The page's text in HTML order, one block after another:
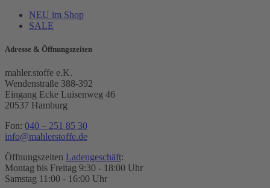
NEU im Shop
SALE
Adresse & Öffnungszeiten
mahler.stoffe e.K.
Wendenstraße 388-392
Eingang Ecke Luisenweg 46
20537 Hamburg
Fon: 040 – 251 85 30
info@mahlerstoffe.de
Öffnungszeiten Ladengeschäft:
Montag bis Freitag 9:30 - 18:00 Uhr
Samstag 11:00 - 16:00 Uhr